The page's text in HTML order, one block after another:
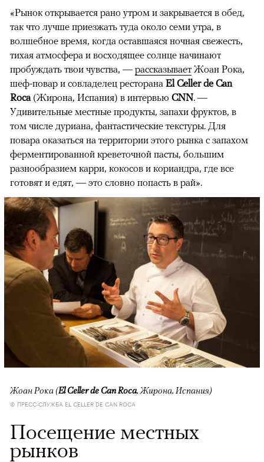
«Рынок открывается рано утром и закрывается в обед,
так что лучше приезжать туда около семи утра, в
волшебное время, когда оставшаяся ночная свежесть,
тихая атмосфера и восходящее солнце начинают
пробуждать твои чувства, — рассказывает Жоан Рока,
шеф-повар и совладелец ресторана El Celler de Can
Roca(Жирона, Испания) в интервью CNN. —
Удивительные местные продукты, запахи фруктов, в
том числе дуриана, фантастические текстуры. Для
повара оказаться на территории этого рынка с запахом
ферментированной креветочной пасты, большим
разнообразием карри, кокосов и кориандра, где все
готовят и едят, — это словно попасть в рай».
Жоан Рока (El Celler de Can Roca, Жирона, Испания)
© ПРЕСС-СЛУЖБА EL CELLER DE CAN ROCA
Посещение местных
рынков